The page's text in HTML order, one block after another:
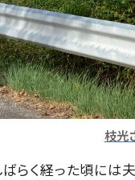
枝光
らく経った頃に